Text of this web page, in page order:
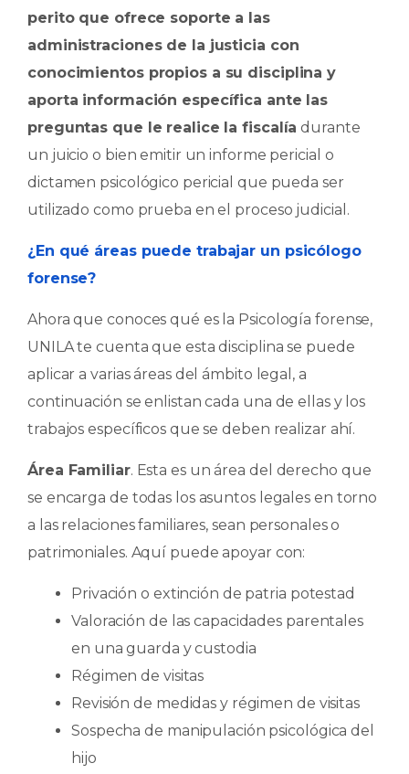
perito que ofrece soporte a las
administraciones de la justicia con
conocimientos propios a su disciplina y
aporta información específica ante las
preguntas que le realice la fiscalía durante
un juicio o bien emitir un informe pericial o
dictamen psicológico pericial que pueda ser
utilizado como prueba en el proceso judicial.
¿En qué áreas puede trabajar un psicólogo
forense?
Ahora que conoces qué es la Psicología forense,
UNILA te cuenta que esta disciplina se puede
aplicar a varias áreas del ámbito legal, a
continuación se enlistan cada una de ellas y los
trabajos específicos que se deben realizar ahí.
Área Familiar. Esta es un área del derecho que
se encarga de todas los asuntos legales en torno
a las relaciones familiares, sean personales o
patrimoniales. Aquí puede apoyar con:
Privación o extinción de patria potestad
Valoración de las capacidades parentales
en una guarda y custodia
Régimen de visitas
Revisión de medidas y régimen de visitas
Sospecha de manipulación psicológica del
hijo